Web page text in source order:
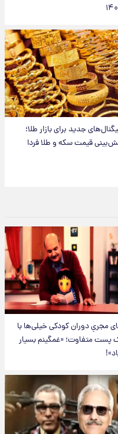
جدید برای بازار طلا؛
قیمت سکه و طلا فردا
مجریِ دوران کودکی خیلی‌ها با
پست متفاوت؛ «غمگینم بسیار